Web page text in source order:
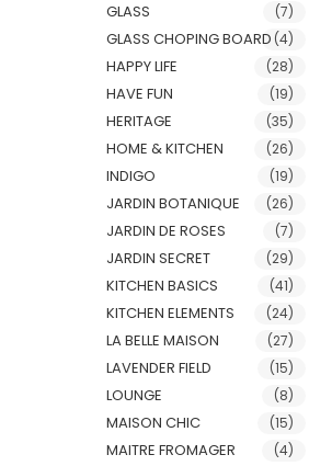
GLASS (7)
GLASS CHOPING BOARD (4)
HAPPY LIFE (28)
HAVE FUN (19)
HERITAGE (35)
HOME & KITCHEN (26)
INDIGO (19)
JARDIN BOTANIQUE (26)
JARDIN DE ROSES (7)
JARDIN SECRET (29)
KITCHEN BASICS (41)
KITCHEN ELEMENTS (24)
LA BELLE MAISON (27)
LAVENDER FIELD (15)
LOUNGE (8)
MAISON CHIC (15)
MAITRE FROMAGER (4)